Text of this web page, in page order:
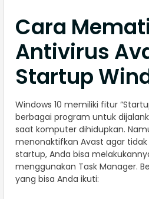
Cara
Antivirus
Startup
Windows 10 memiliki fitur
berbagai program untuk
saat komputer dihidupkan.
menonaktifkan Avast agar
startup, Anda bisa
menggunakan Task Manager.
yang bisa Anda ikuti: